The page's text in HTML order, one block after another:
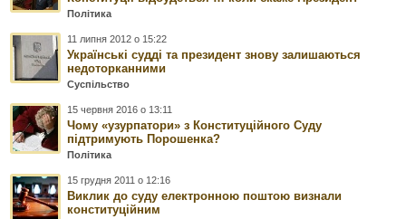
Політика
11 липня 2012 о 15:22
Українські судді та президент знову залишаються
недоторканними
Суспільство
15 червня 2016 о 13:11
Чому «узурпатори» з Конституційного Суду
підтримують Порошенка?
Політика
15 грудня 2011 о 12:16
Виклик до суду електронною поштою визнали
конституційним